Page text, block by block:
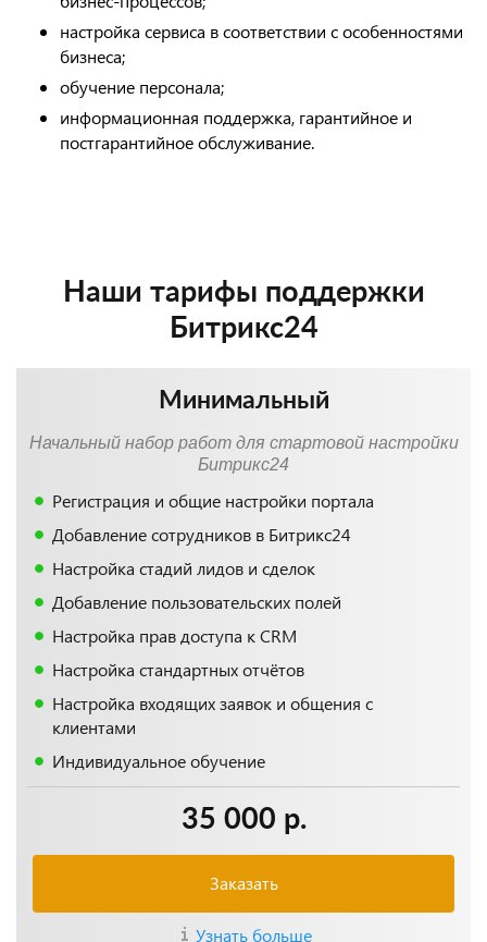
настройка сервиса в соответствии с особенностями
бизнеса;
обучение персонала;
информационная поддержка, гарантийное и
постгарантийное обслуживание.
Наши тарифы поддержки
Битрикс24
Минимальный
Начальный набор работ для стартовой настройки
Битрикс24
Регистрация и общие настройки портала
Добавление сотрудников в Битрикс24
Настройка стадий лидов и сделок
Добавление пользовательских полей
Настройка прав доступа к CRM
Настройка стандартных отчётов
Настройка входящих заявок и общения с
клиентами
Индивидуальное обучение
35 000 р.
Заказать
Узнать больше